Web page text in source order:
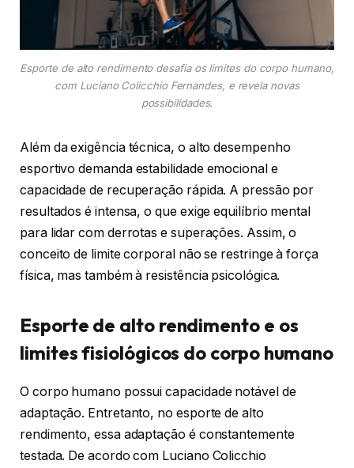
Esporte de alto rendimento desafia os limites do corpo humano,
com Luciano Colicchio Fernandes, e revela novas
possibilidades.
Além da exigência técnica, o alto desempenho
esportivo demanda estabilidade emocional e
capacidade de recuperação rápida. A pressão por
resultados é intensa, o que exige equilíbrio mental
para lidar com derrotas e superações. Assim, o
conceito de limite corporal não se restringe à força
física, mas também à resistência psicológica.
Esporte de alto rendimento e os
limites fisiológicos do corpo humano
O corpo humano possui capacidade notável de
adaptação. Entretanto, no esporte de alto
rendimento, essa adaptação é constantemente
testada. De acordo com Luciano Colicchio